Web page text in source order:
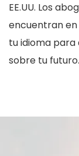
EE.UU. Los
encuentran
tu idioma para
sobre tu futuro.